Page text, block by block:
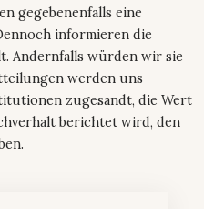
gegebenenfalls eine
informieren die
Andernfalls würden wir sie
werden uns
zugesandt, die Wert
berichtet wird, den